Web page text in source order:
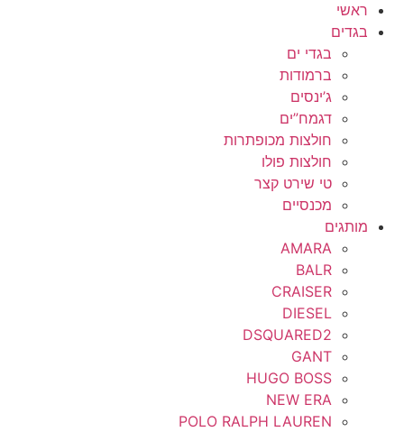
ראשי
בגדים
בגדי ים
ברמודות
ג’ינסים
דגמח”ים
חולצות מכופתרות
חולצות פולו
טי שירט קצר
מכנסיים
מותגים
AMARA
BALR
CRAISER
DIESEL
DSQUARED2
GANT
HUGO BOSS
NEW ERA
POLO RALPH LAUREN